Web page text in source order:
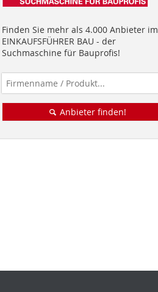
Finden Sie mehr als 4.000 Anbieter im
EINKAUFSFÜHRER BAU - der
Suchmaschine für Bauprofis!
Anbieter finden!